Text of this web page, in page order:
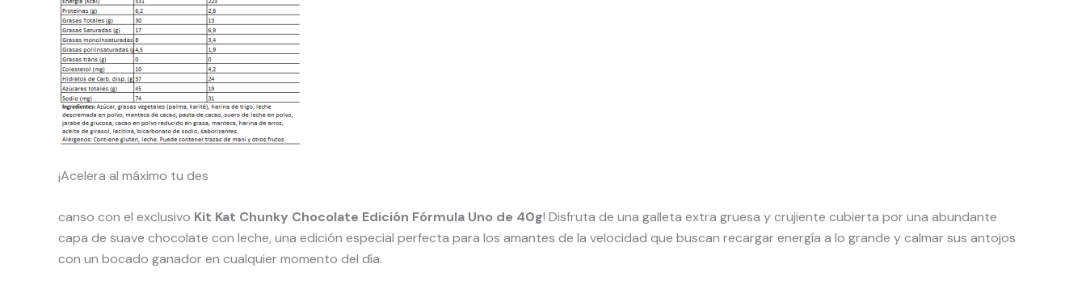
¡Acelera al máximo tu des
canso con el exclusivo Kit Kat Chunky Chocolate Edición Fórmula Uno de 40g! Disfruta de una galleta extra gruesa y crujiente cubierta por una abundante
capa de suave chocolate con leche, una edición especial perfecta para los amantes de la velocidad que buscan recargar energía a lo grande y calmar sus antojos
con un bocado ganador en cualquier momento del día.